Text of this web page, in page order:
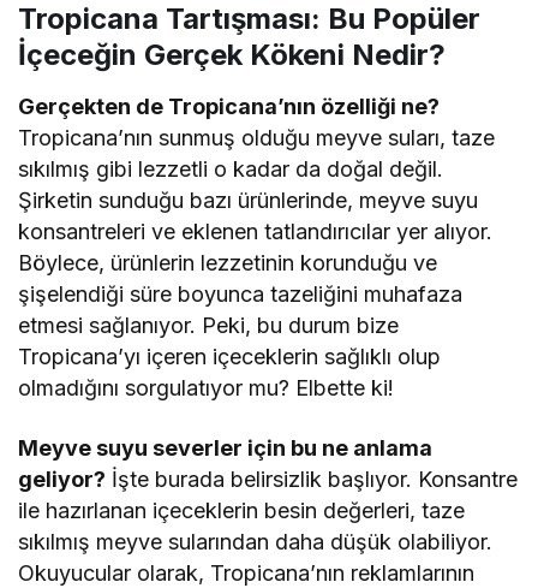
Tropicana Tartışması: Bu Popüler
İçeceğin Gerçek Kökeni Nedir?
Gerçekten de Tropicana’nın özelliği ne?
Tropicana’nın sunmuş olduğu meyve suları, taze
sıkılmış gibi lezzetli o kadar da doğal değil.
Şirketin sunduğu bazı ürünlerinde, meyve suyu
konsantreleri ve eklenen tatlandırıcılar yer alıyor.
Böylece, ürünlerin lezzetinin korunduğu ve
şişelendiği süre boyunca tazeliğini muhafaza
etmesi sağlanıyor. Peki, bu durum bize
Tropicana’yı içeren içeceklerin sağlıklı olup
olmadığını sorgulatıyor mu? Elbette ki!
Meyve suyu severler için bu ne anlama
geliyor? İşte burada belirsizlik başlıyor. Konsantre
ile hazırlanan içeceklerin besin değerleri, taze
sıkılmış meyve sularından daha düşük olabiliyor.
Okuyucular olarak, Tropicana’nın reklamlarının